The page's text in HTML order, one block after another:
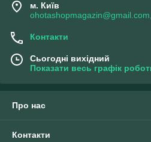
м. Київ
ohotashopmagazin@gmail.com,
Контакти
Сьогодні вихідний
Показати весь графік
Про нас
Контакти